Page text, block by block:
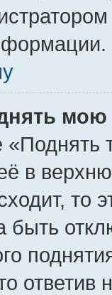
мою
в
то
быть
ответив